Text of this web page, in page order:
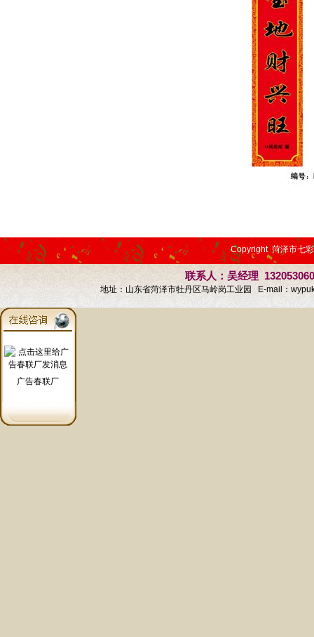
Copyright 菏泽市七
联系人：吴经理
地址：山东省菏泽市牡丹区马岭岗工业园 E-mail：
广告春联厂